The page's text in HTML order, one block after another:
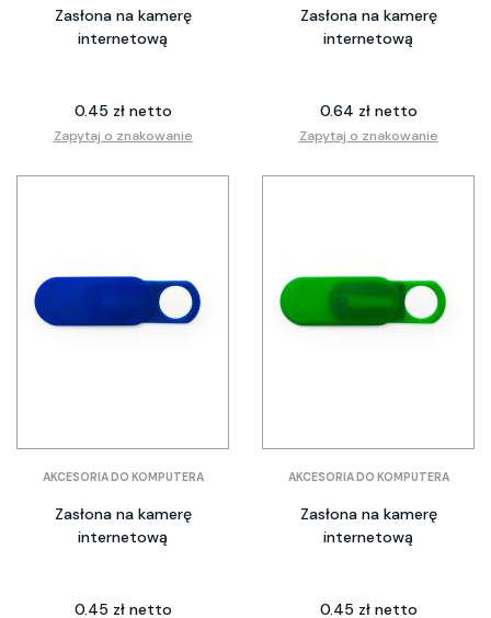
Zasłona na kamerę
internetową
0.45 zł netto
Zapytaj o znakowanie
Zasłona na kamerę
internetową
0.64 zł netto
Zapytaj o znakowanie
AKCESORIA DO KOMPUTERA
Zasłona na kamerę
internetową
0.45 zł netto
AKCESORIA DO KOMPUTERA
Zasłona na kamerę
internetową
0.45 zł netto